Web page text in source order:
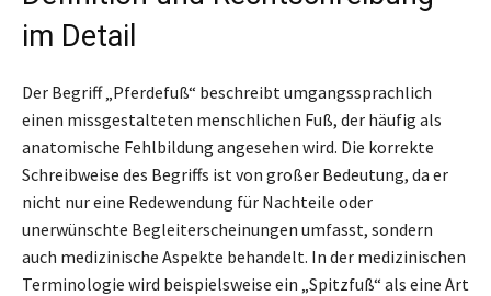
im Detail
Der Begriff „Pferdefuß“ beschreibt umgangssprachlich
einen missgestalteten menschlichen Fuß, der häufig als
anatomische Fehlbildung angesehen wird. Die korrekte
Schreibweise des Begriffs ist von großer Bedeutung, da er
nicht nur eine Redewendung für Nachteile oder
unerwünschte Begleiterscheinungen umfasst, sondern
auch medizinische Aspekte behandelt. In der medizinischen
Terminologie wird beispielsweise ein „Spitzfuß“ als eine Art